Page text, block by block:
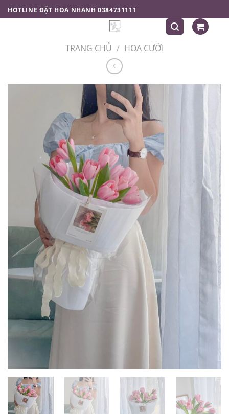
Chuyển
đến
HOTLINE ĐẶT HOA NHANH 0384731111
TRANG CHỦ / HOA CƯỚI